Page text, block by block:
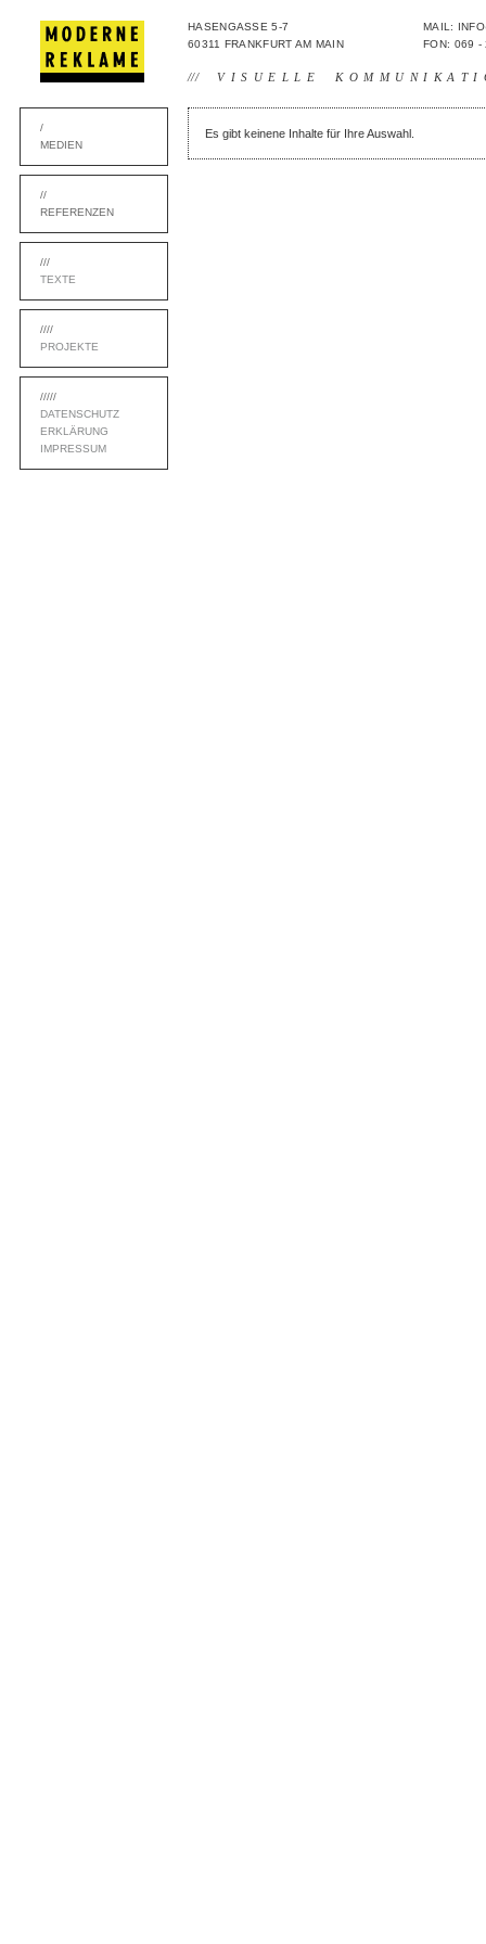
HASENGASSE 5-7
60311 FRANKFURT AM MAIN
MAIL:
FON: 069 -
/// VISUELLE
/
MEDIEN
//
REFERENZEN
///
TEXTE
////
PROJEKTE
/////
DATENSCHUTZ
ERKLÄRUNG
IMPRESSUM
Es gibt keinene Inhalte für Ihre Auswahl.